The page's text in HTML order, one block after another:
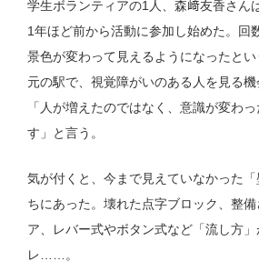
学生ボランティアの1人、森﨑友香さん
1年ほど前から活動に参加し始めた。回
景色が変わって見えるようになったと
元の駅で、視覚障がいのある人を見る機
「人が増えたのではなく、意識が変わ
す」と言う。
気が付くと、今まで見えていなかった「
ちにあった。壊れた点字ブロック、整
ア、レバー式やボタン式など「流し方
レ……。